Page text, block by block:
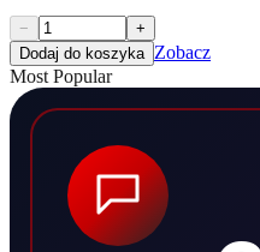
−
+
Dodaj do koszyka Zobacz
Most Popular